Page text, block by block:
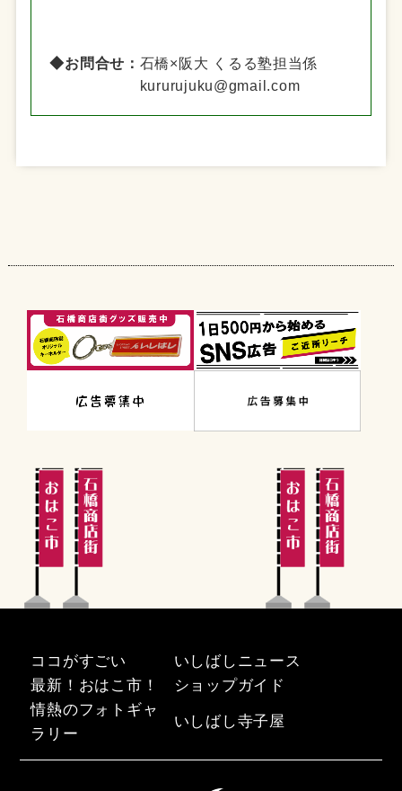
◆お問合せ： 石橋×阪大 くるる塾担当係
kururujuku@gmail.com
ココがすごい
いしばしニュース
最新！おはこ市！
ショップガイド
情熱のフォトギャ
ラリー
いしばし寺子屋